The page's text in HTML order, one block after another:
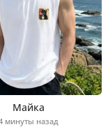
Майка
минуты назад